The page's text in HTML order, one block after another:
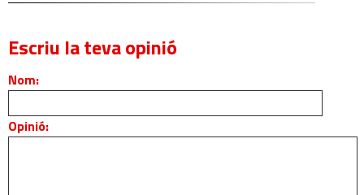
Escriu la teva opinió
Nom:
Opinió: